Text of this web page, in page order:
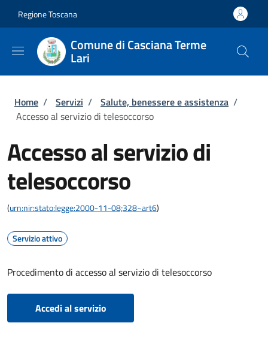
Regione Toscana
Comune di Casciana Terme
Lari
Briciole di pane
Home / Servizi / Salute, benessere e assistenza /
Accesso al servizio di telesoccorso
Accesso al servizio di
telesoccorso
(urn:nir:stato:legge:2000-11-08;328~art6)
Servizio attivo
Procedimento di accesso al servizio di telesoccorso
Accedi al servizio